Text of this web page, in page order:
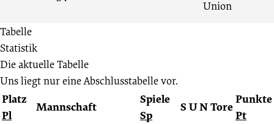
Bremer
BV
Union
Tabelle
Statistik
Die aktuelle Tabelle
Uns liegt nur eine Abschlusstabelle vor.
Platz
Pl
Mannschaft
Spiele
Sp
S UNTore
Punkte
Pt